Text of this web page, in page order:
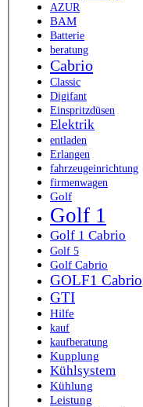
AZUR
BAM
Batterie
beratung
Cabrio
Classic
Digifant
Einspritzdüsen
Elektrik
entladen
Erlangen
fahrzeugeinrichtung
firmenwagen
Golf
Golf 1
Golf 1 Cabrio
Golf 5
Golf Cabrio
GOLF1 Cabrio
GTI
Hilfe
kauf
kaufberatung
Kupplung
Kühlsystem
Kühlung
Leistung